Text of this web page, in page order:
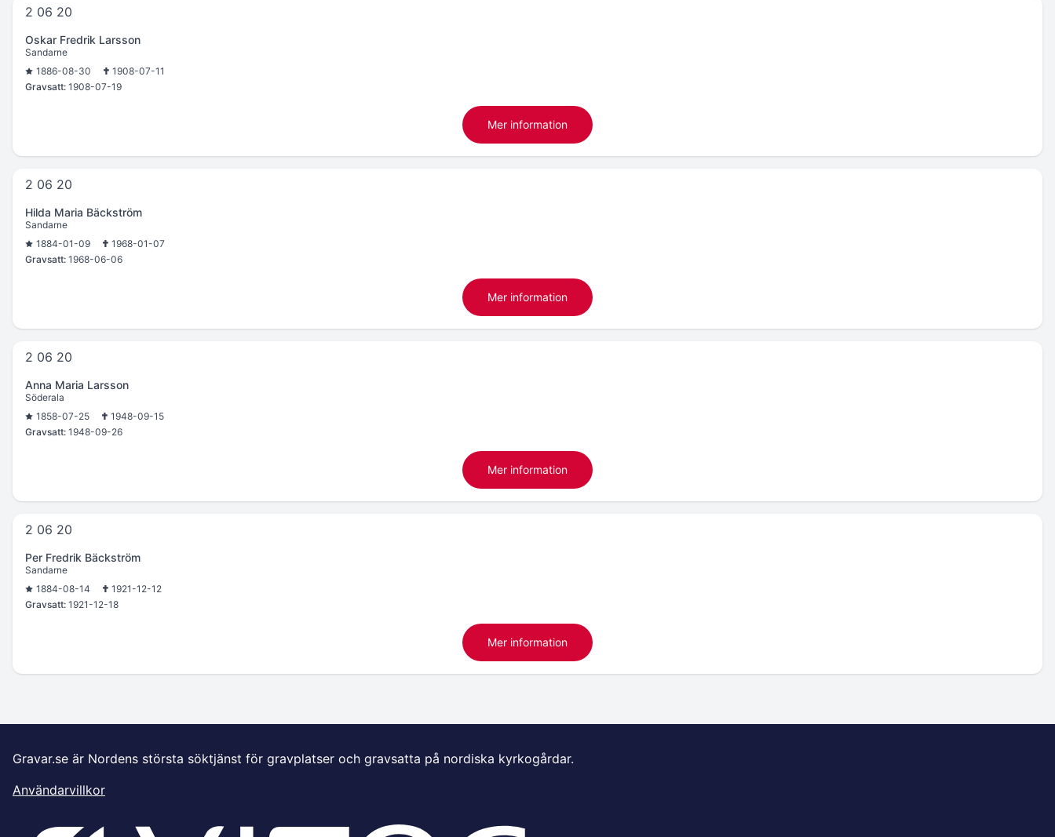
2 06 20
Oskar Fredrik Larsson
Sandarne
1886-08-30
1908-07-11
Gravsatt: 1908-07-19
Mer information
2 06 20
Hilda Maria Bäckström
Sandarne
1884-01-09
1968-01-07
Gravsatt: 1968-06-06
Mer information
2 06 20
Anna Maria Larsson
Söderala
1858-07-25
1948-09-15
Gravsatt: 1948-09-26
Mer information
2 06 20
Per Fredrik Bäckström
Sandarne
1884-08-14
1921-12-12
Gravsatt: 1921-12-18
Mer information
Gravar.se är Nordens största söktjänst för gravplatser och gravsatta på nordiska kyrkogårdar.
Användarvillkor